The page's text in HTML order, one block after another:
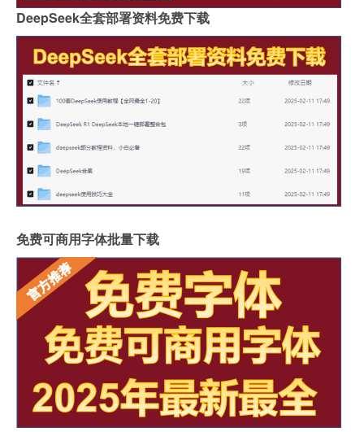
DeepSeek全套部署资料免费下载
免费可商用字体批量下载